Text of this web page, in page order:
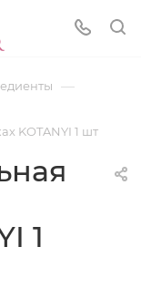
—
KOTANYI 1 шт
1